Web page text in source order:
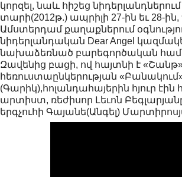
կորզել, նաև հիշեց
տարի(2012թ.) ապրիլի 27-ին եւ 28-ին,
Ամստերդամ քաղաքներում
նիդերլանդական Dear Angel
նախաձեռնած բարեգործական
Զավենից բացի, ով հայտնի է
հեռուստաընկերության
(Գարիկ),հոլանդահայերին հյուր էին
արտիստ, ռեժիսոր Լեւոն Բեգլարյանը
երգչուհի Գայանե(Անգել)